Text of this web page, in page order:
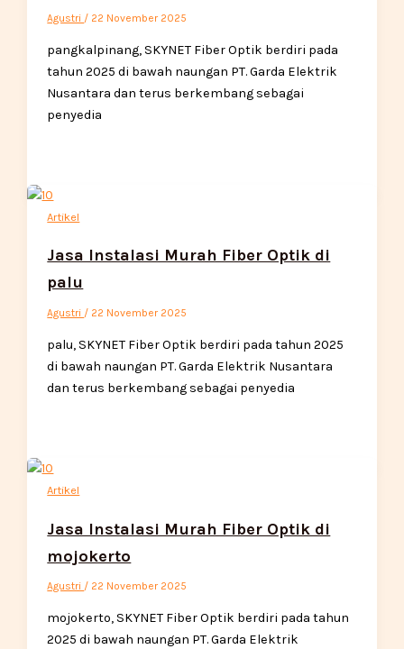
Agustri / 22 November 2025
pangkalpinang, SKYNET Fiber Optik berdiri pada
tahun 2025 di bawah naungan PT. Garda Elektrik
Nusantara dan terus berkembang sebagai
penyedia
Artikel
Jasa Instalasi Murah Fiber Optik di
palu
Agustri / 22 November 2025
palu, SKYNET Fiber Optik berdiri pada tahun 2025
di bawah naungan PT. Garda Elektrik Nusantara
dan terus berkembang sebagai penyedia
Artikel
Jasa Instalasi Murah Fiber Optik di
mojokerto
Agustri / 22 November 2025
mojokerto, SKYNET Fiber Optik berdiri pada tahun
2025 di bawah naungan PT. Garda Elektrik